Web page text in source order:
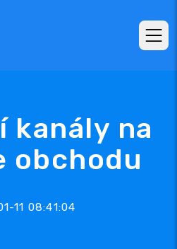
kanály na
obchodu
11 08:41:04